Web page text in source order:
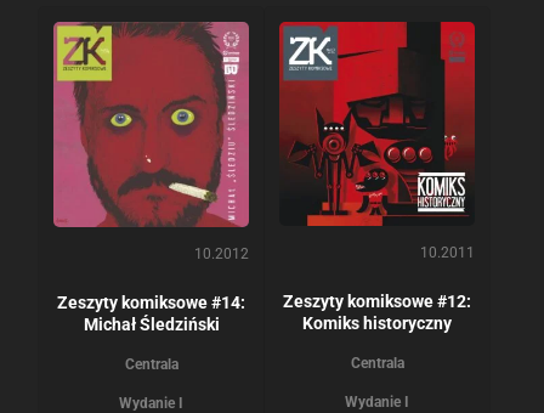
10.2012
Zeszyty komiksowe #14:
Michał Śledziński
Centrala
Wydanie I
10.2011
Zeszyty komiksowe #12:
Komiks historyczny
Centrala
Wydanie I